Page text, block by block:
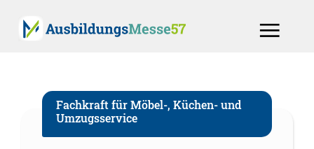
Fachkraft für Möbel-, Küchen- und
Umzugsservice